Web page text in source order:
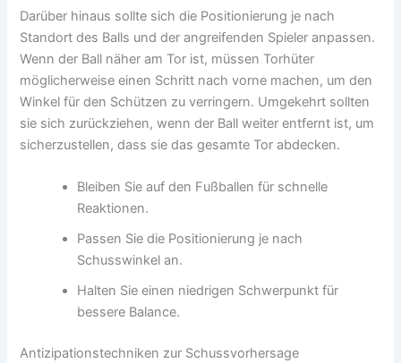
Darüber hinaus sollte sich die Positionierung je nach
Standort des Balls und der angreifenden Spieler anpassen.
Wenn der Ball näher am Tor ist, müssen Torhüter
möglicherweise einen Schritt nach vorne machen, um den
Winkel für den Schützen zu verringern. Umgekehrt sollten
sie sich zurückziehen, wenn der Ball weiter entfernt ist, um
sicherzustellen, dass sie das gesamte Tor abdecken.
Bleiben Sie auf den Fußballen für schnelle
Reaktionen.
Passen Sie die Positionierung je nach
Schusswinkel an.
Halten Sie einen niedrigen Schwerpunkt für
bessere Balance.
Antizipationstechniken zur Schussvorhersage